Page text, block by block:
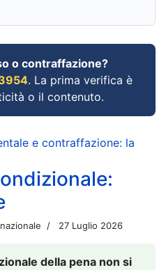
o contraffazione?
. La prima verifica è
o il contenuto.
e contraffazione: la
27 Luglio 2026
della pena non si